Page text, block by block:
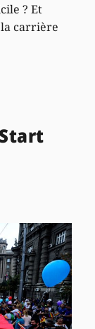
? Et
carrière